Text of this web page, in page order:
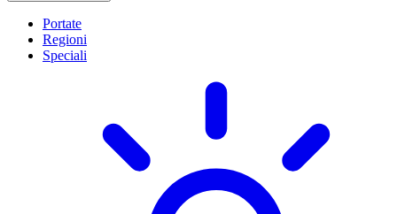
Portate
Regioni
Speciali